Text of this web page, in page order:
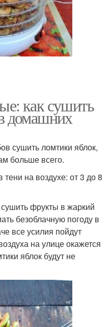
как сушить
домашних
сушить ломтики яблок,
больше всего.
на воздухе: от 3 до 8
фрукты в жаркий
безоблачную погоду в
все усилия пойдут
на улице окажется
яблок будут не